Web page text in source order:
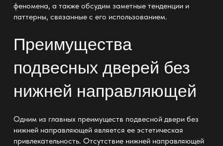
феномена, а также обсудим заметные тенденции и
паттерны, связанные с его использованием.
Преимущества
подвесных дверей без
нижней направляющей
Одним из главных преимуществ подвесной двери без
нижней направляющейявляется ее эстетическая
привлекательность. Отсутствие нижней направляющей